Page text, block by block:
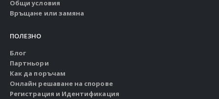
Общи условия
Връщане или замяна
ПОЛЕЗНО
Блог
Партньори
Как да поръчам
Онлайн решаване на спорове
Регистрация и Идентификация